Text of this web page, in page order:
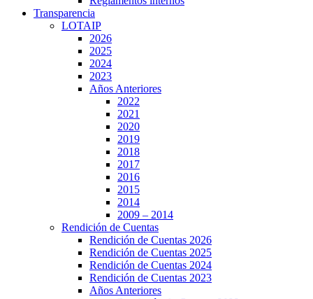
Transparencia
LOTAIP
2026
2025
2024
2023
Años Anteriores
2022
2021
2020
2019
2018
2017
2016
2015
2014
2009 – 2014
Rendición de Cuentas
Rendición de Cuentas 2026
Rendición de Cuentas 2025
Rendición de Cuentas 2024
Rendición de Cuentas 2023
Años Anteriores